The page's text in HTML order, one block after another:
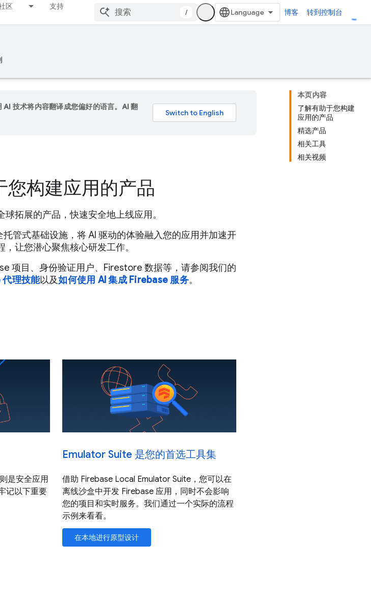
区 支持
/ 博客 转到控制台
本页内容
了解有助于您构建
应用的产品
精选产品
相关工具
相关视频
技术将内容翻译成您偏好的语言。AI 翻
您构建应用的产品
球拓展的产品，快速安全地上线应用。
管式基础设施，将 AI 驱动的体验融入您的应用并加速开
，让您潜心聚焦核心研发工作。
项目、身份验证用户、Firestore 数据等，请参阅我们的
理技能以及如何使用 AI 集成 Firebase 服务。
是安全应用
记以下重要
Emulator Suite 是您的首选工具集
借助 Firebase Local Emulator Suite，您可以在
离线沙盒中开发 Firebase 应用，同时不会影响
您的项目和实时服务。我们通过一个实际的流程
示例来看看。
在本地进行原型设计